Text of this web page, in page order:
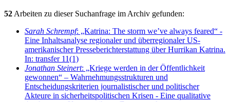
52Arbeiten zu dieser Suchanfrage im Archiv gefunden:
Sarah Schrempf: „Katrina: The storm we’ve always feared“ -
Eine Inhaltsanalyse regionaler und überregionaler US-
amerikanischer Presseberichterstattung über Hurrikan Katrina.
In: transfer 11(1)
Jonathan Steinert: „Kriege werden in der Öffentlichkeit
gewonnen“ – Wahrnehmungsstrukturen und
Entscheidungskriterien journalistischer und politischer
Akteure in sicherheitspolitischen Krisen - Eine qualitative